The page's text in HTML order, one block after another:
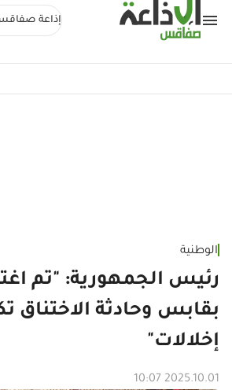
إذاعة
الوطنية
رئيس الجمهورية: "تم
بقابس وحادثة
إخلالات"
2025.10.01 10:07